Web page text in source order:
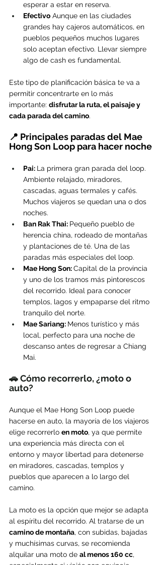
esperar a estar en reserva.
Efectivo Aunque en las ciudades
grandes hay cajeros automáticos, en
pueblos pequeños muchos lugares
solo aceptan efectivo. Llevar siempre
algo de cash es fundamental.
Este tipo de planificación básica te va a
permitir concentrarte en lo más
importante: disfrutar la ruta, el paisaje y
cada parada del camino.
📍 Principales paradas del Mae
Hong Son Loop para hacer noche
Pai: La primera gran parada del loop.
Ambiente relajado, miradores,
cascadas, aguas termales y cafés.
Muchos viajeros se quedan una o dos
noches.
Ban Rak Thai: Pequeño pueblo de
herencia china, rodeado de montañas
y plantaciones de té. Una de las
paradas más especiales del loop.
Mae Hong Son: Capital de la provincia
y uno de los tramos más pintorescos
del recorrido. Ideal para conocer
templos, lagos y empaparse del ritmo
tranquilo del norte.
Mae Sariang: Menos turístico y más
local, perfecto para una noche de
descanso antes de regresar a Chiang
Mai.
🚗 Cómo recorrerlo, ¿moto o
auto?
Aunque el Mae Hong Son Loop puede
hacerse en auto, la mayoría de los viajeros
elige recorrerlo en moto, ya que permite
una experiencia más directa con el
entorno y mayor libertad para detenerse
en miradores, cascadas, templos y
pueblos que aparecen a lo largo del
camino.
La moto es la opción que mejor se adapta
al espíritu del recorrido. Al tratarse de un
camino de montaña, con subidas, bajadas
y muchísimas curvas, se recomienda
alquilar una moto de al menos 160 cc,